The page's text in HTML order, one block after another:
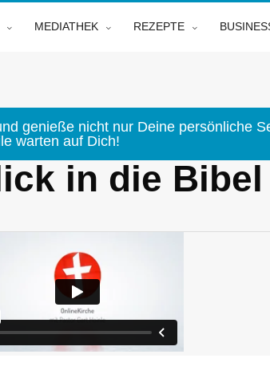
MEDIATHEK REZEPTE
genieße nicht nur Deine persönliche
warten auf Dich!
in die Bibel